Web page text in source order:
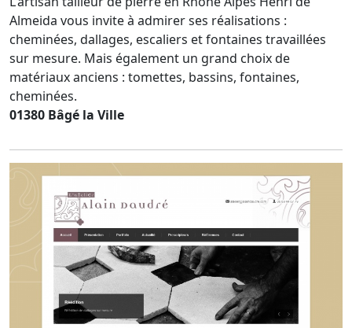
Almeida vous invite à admirer ses réalisations :
cheminées, dallages, escaliers et fontaines travaillées
sur mesure. Mais également un grand choix de
matériaux anciens : tomettes, bassins, fontaines,
cheminées.
01380 Bâgé la Ville